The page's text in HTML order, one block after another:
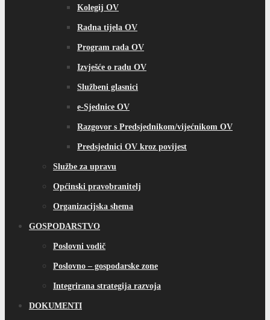
Kolegij OV
Radna tijela OV
Program rada OV
Izvješće o radu OV
Službeni glasnici
e-Sjednice OV
Razgovor s Predsjednikom/vijećnikom OV
Predsjednici OV kroz povijest
Službe za upravu
Općinski pravobranitelj
Organizacijska shema
GOSPODARSTVO
Poslovni vodič
Poslovno – gospodarske zone
Integrirana strategija razvoja
DOKUMENTI